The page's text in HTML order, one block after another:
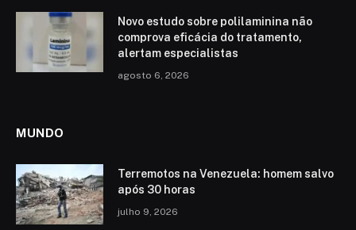
Novo estudo sobre polilaminina não
comprova eficácia do tratamento,
alertam especialistas
agosto 6, 2026
MUNDO
Terremotos na Venezuela: homem salvo
após 30 horas
julho 9, 2026